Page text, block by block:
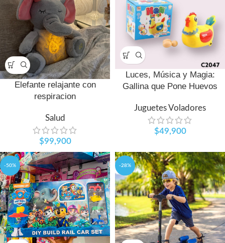
Elefante relajante con
respiracion
Salud
$99,900
Luces, Música y Magia:
Gallina que Pone Huevos
Juguetes Voladores
$49,900
-50% -28%